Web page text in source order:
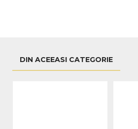
DIN ACEEASI CATEGORIE